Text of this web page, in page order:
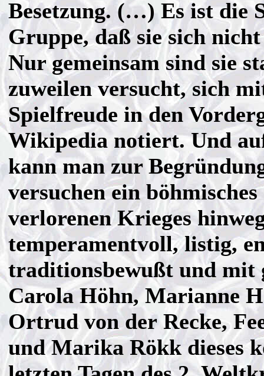
Besetzung. (…) Es ist die
Gruppe, daß sie sich
Nur gemeinsam sind sie
zuweilen versucht, sich
Spielfreude in den
Wikipedia notiert. Und
kann man zur
versuchen ein
verlorenen Krieges
temperamentvoll, listig,
traditionsbewußt und mit
Carola Höhn, Marianne
Ortrud von der Recke,
und Marika Rökk dieses